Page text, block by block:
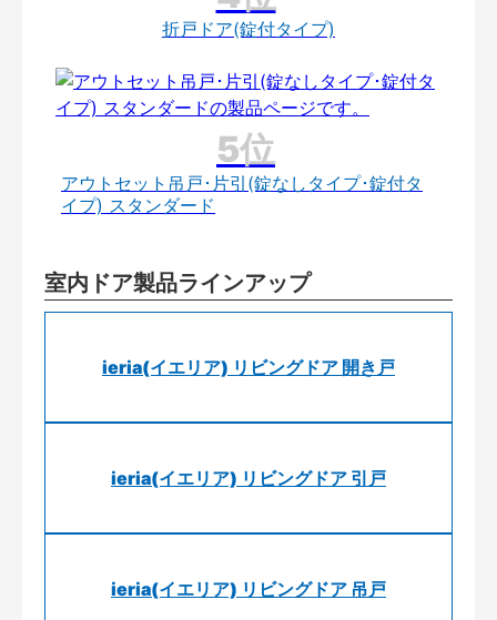
折戸ドア(錠付タイプ)
アウトセット吊戸･片引(錠なしタイプ･錠付タ
イプ) スタンダード
室内ドア製品ラインアップ
ieria(イエリア) リビングドア 開き戸
ieria(イエリア) リビングドア 引戸
ieria(イエリア) リビングドア 吊戸